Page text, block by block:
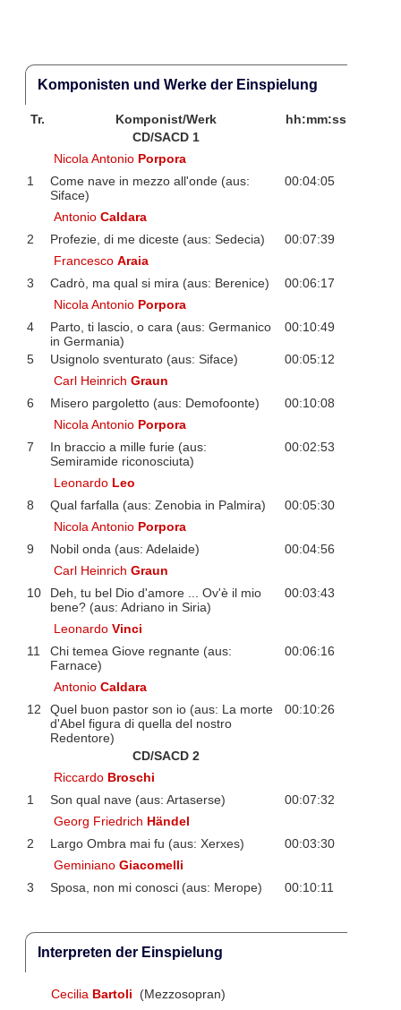
Komponisten und Werke der Einspielung
Tr. Komponist/Werk
hh:mm:ss
CD/SACD 1
Nicola Antonio Porpora
1
Come nave in mezzo all'onde (aus:
Siface)
00:04:05
AntonioCaldara
2
Profezie, di me diceste (aus: Sedecia)
00:07:39
FrancescoAraia
3
Cadrò, ma qual si mira (aus: Berenice)
00:06:17
Nicola Antonio Porpora
4
Parto, ti lascio, o cara (aus: Germanico
in Germania)
00:10:49
5 Usignolo sventurato (aus: Siface)
00:05:12
Carl HeinrichGraun
6
Misero pargoletto (aus: Demofoonte)
00:10:08
Nicola Antonio Porpora
7
In braccio a mille furie (aus:
Semiramide riconosciuta)
00:02:53
Leonardo Leo
8
Qual farfalla (aus: Zenobia in Palmira)
00:05:30
Nicola Antonio Porpora
9
Nobil onda (aus: Adelaide)
00:04:56
Carl HeinrichGraun
10
Deh, tu bel Dio d'amore ... Ov'è il mio
bene? (aus: Adriano in Siria)
00:03:43
LeonardoVinci
11
Chi temea Giove regnante (aus:
Farnace)
00:06:16
AntonioCaldara
12
Quel buon pastor son io (aus: La morte
d'Abel figura di quella del nostro
Redentore)
00:10:26
CD/SACD 2
Riccardo Broschi
1
Son qual nave (aus: Artaserse)
00:07:32
Georg Friedrich Händel
2
Largo Ombra mai fu (aus: Xerxes)
00:03:30
GeminianoGiacomelli
3
Sposa, non mi conosci (aus: Merope) 00:10:11
Interpreten der Einspielung
Cecilia Bartoli
(Mezzosopran)